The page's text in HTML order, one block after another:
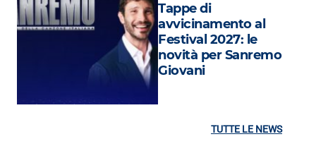
Tappe di
avvicinamento al
Festival 2027: le
novità per Sanremo
Giovani
TUTTE LE NEWS